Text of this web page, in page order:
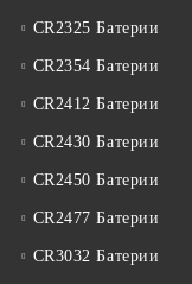
CR2325 Батерии
CR2354 Батерии
CR2412 Батерии
CR2430 Батерии
CR2450 Батерии
CR2477 Батерии
CR3032 Батерии